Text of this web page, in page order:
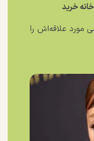
خرید
مورد علاقه‌اش را